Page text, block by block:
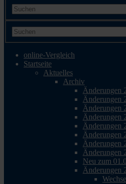
online-Vergleich
Startseite
Aktuelles
Archiv
Änderungen
Änderungen
Änderungen
Änderungen
Änderungen
Änderungen
Änderungen
Änderungen
Neu zum
Änderungen